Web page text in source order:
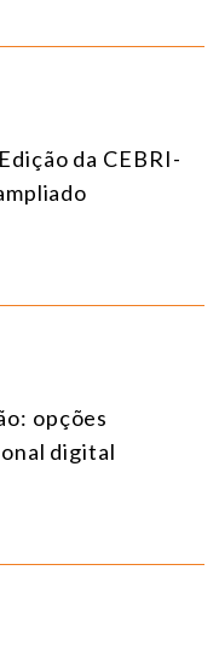
da CEBRI-
opções
digital